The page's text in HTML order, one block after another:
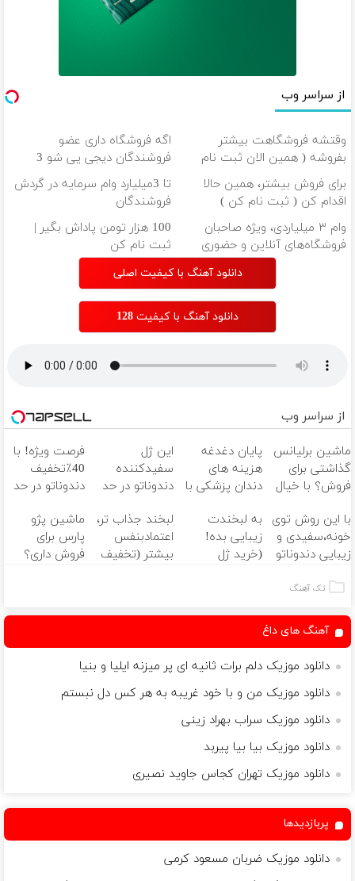
از سراسر وب
وقتشه فروشگاهت بیشتر
بفروشه ( همین الان ثبت نام
کن )
اگه فروشگاه داری عضو
فروشندگان دیجی پی شو 3
میلیارد وام بگیر
برای فروش بیشتر، همین حالا
اقدام کن ( ثبت نام کن )
تا 3میلیارد وام سرمایه در گردش
فروشندگان
وام ۳ میلیاردی، ویژه صاحبان
فروشگاه‌های آنلاین و حضوری
100 هزار تومن پاداش بگیر |
ثبت نام کن
دانلود آهنگ با کیفیت اصلی
دانلود آهنگ با کیفیت 128
از سراسر وب
ماشین برلیانس
گذاشتی برای
فروش؟ با خیال
پایان دغدغه
هزینه های
دندان پزشکی با
کننده خانگی
این ژل
سفیدکننده
دندوناتو در حد
میکنه
(40%تخفیف)
فرصت ویژه! با
40٪تخفیف
دندوناتو در حد
سفید کن
با این روش توی
خونه،سفیدی و
زیبایی دندوناتو
به لبخندت
زیبایی بده!
(خرید ژل
لبخند جذاب تر،
اعتمادبنفس
بیشتر (تخفیف
ماشین پژو
پارس برای
فروش داری؟
تک آهنگ
آهنگ های داغ
دانلود موزیک دلم برات ثانیه ای پر میزنه ایلیا و بنیا
دانلود موزیک من و با خود غریبه به هر کس دل نبستم
دانلود موزیک سراب بهراد زینی
دانلود موزیک بیا بیا پیربد
دانلود موزیک تهران کجاس جاوید نصیری
پربازدیدها
دانلود موزیک ضربان مسعود کرمی